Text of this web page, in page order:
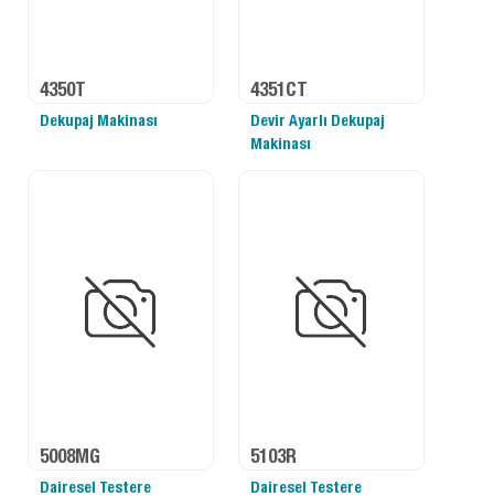
4350T
Dekupaj Makinası
4351CT
Devir Ayarlı Dekupaj
Makinası
5008MG
Dairesel Testere
5103R
Dairesel Testere